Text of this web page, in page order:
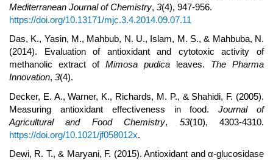
Mediterranean Journal of Chemistry, 3(4), 947-956.
https://doi.org/10.13171/mjc.3.4.2014.09.07.11
Das, K., Yasin, M., Mahbub, N. U., Islam, M. S., & Mahbuba, N.
(2014). Evaluation of antioxidant and cytotoxic activity of
methanolic extract of Mimosa pudica leaves. The Pharma
Innovation, 3(4).
Decker, E. A., Warner, K., Richards, M. P., & Shahidi, F. (2005).
Measuring antioxidant effectiveness in food.Journal of
Agricultural and Food Chemistry, 53(10), 4303-4310.
https://doi.org/10.1021/jf058012x.
Dewi, R. T., & Maryani, F. (2015). Antioxidant and α-glucosidase